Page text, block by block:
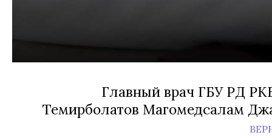
Главный врач ГБУ РД
Темирболатов Магомедсалам